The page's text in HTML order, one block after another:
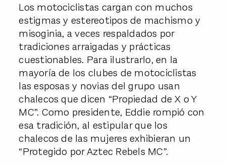
Los motociclistas cargan con muchos
estigmas y estereotipos de machismo y
misoginia, a veces respaldados por
tradiciones arraigadas y prácticas
cuestionables. Para ilustrarlo, en la
mayoría de los clubes de motociclistas
las esposas y novias del grupo usan
chalecos que dicen “Propiedad de X o Y
MC”. Como presidente, Eddie rompió con
esa tradición, al estipular que los
chalecos de las mujeres exhibieran un
“Protegido por Aztec Rebels MC”.